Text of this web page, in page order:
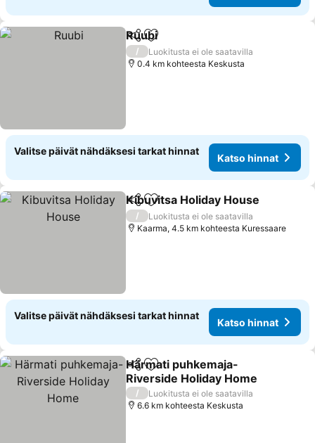
Jaa Lisää suosikkeihin
Ruubi
/
Luokitusta ei ole saatavilla
0.4 km kohteesta Keskusta
Valitse päivät nähdäksesi tarkat hinnat
Katso hinnat
Jaa Lisää suosikkeihin
Kibuvitsa Holiday House
/
Luokitusta ei ole saatavilla
Kaarma, 4.5 km kohteesta Kuressaare
Valitse päivät nähdäksesi tarkat hinnat
Katso hinnat
Jaa Lisää suosikkeihin
Härmati puhkemaja-
Riverside Holiday Home
Katso hinnat
/
Luokitusta ei ole saatavilla
6.6 km kohteesta Keskusta